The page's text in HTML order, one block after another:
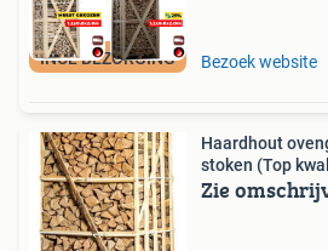
INCL BEZORGING Bezoek website
Haardhout
stoken (Top
Zie